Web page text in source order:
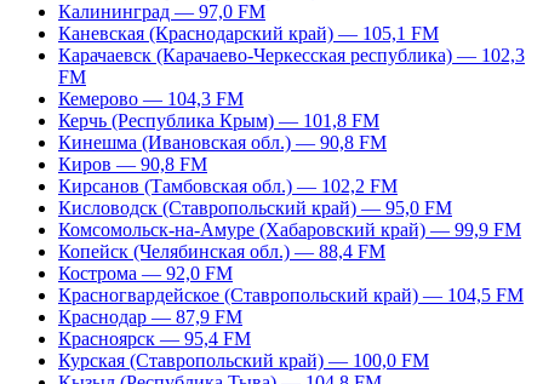
Калининград — 97,0 FM
Каневская (Краснодарский край) — 105,1 FM
Карачаевск (Карачаево-Черкесская республика) — 102,3
FM
Кемерово — 104,3 FM
Керчь (Республика Крым) — 101,8 FM
Кинешма (Ивановская обл.) — 90,8 FM
Киров — 90,8 FM
Кирсанов (Тамбовская обл.) — 102,2 FM
Кисловодск (Ставропольский край) — 95,0 FM
Комсомольск-на-Амуре (Хабаровский край) — 99,9 FM
Копейск (Челябинская обл.) — 88,4 FM
Кострома — 92,0 FM
Красногвардейское (Ставропольский край) — 104,5 FM
Краснодар — 87,9 FM
Красноярск — 95,4 FM
Курская (Ставропольский край) — 100,0 FM